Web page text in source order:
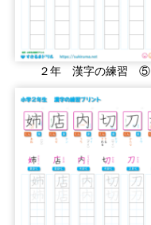
２年 漢字の練習 ⑤